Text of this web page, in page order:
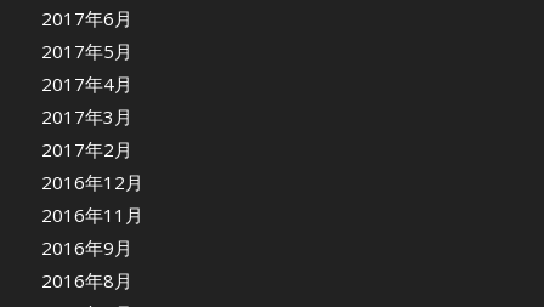
2017年6月
2017年5月
2017年4月
2017年3月
2017年2月
2016年12月
2016年11月
2016年9月
2016年8月